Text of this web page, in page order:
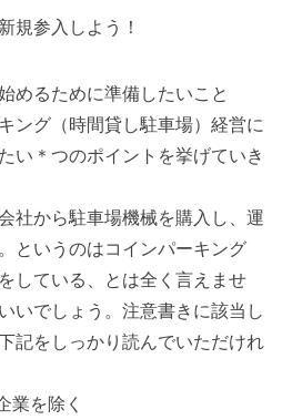
規参入しよう！
めるために準備したいこと
ング（時間貸し駐車場）経営に
い＊つのポイントを挙げていき
社から駐車場機械を購入し、運
というのはコインパーキング
している、とは全く言えませ
いでしょう。注意書きに該当し
記をしっかり読んでいただけれ
業を除く